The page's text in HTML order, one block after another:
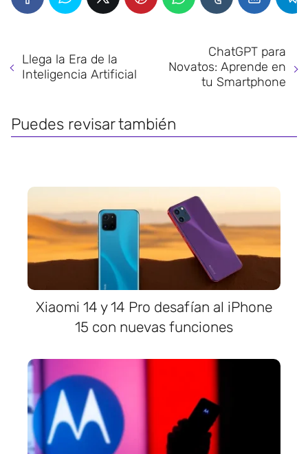
Llega la Era de la
Inteligencia Artificial
ChatGPT para
Novatos: Aprende en
tu Smartphone
Puedes revisar también
Xiaomi 14 y 14 Pro desafían al iPhone
15 con nuevas funciones